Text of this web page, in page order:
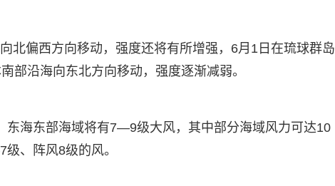
北偏西方向移动，强度还将有所增强，6月1日在琉球群岛
部沿海向东北方向移动，强度逐渐减弱。
东海东部海域将有7—9级大风，其中部分海域风力可达10
、阵风8级的风。